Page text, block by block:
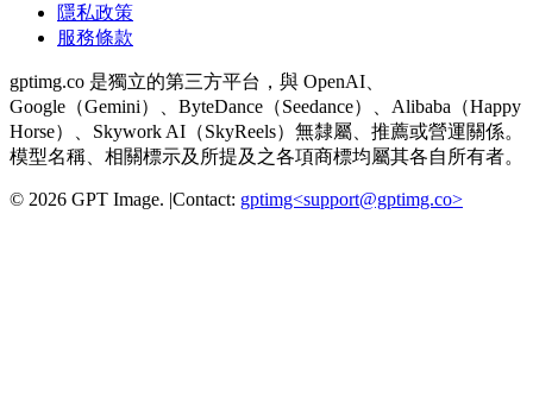
隱私政策
服務條款
gptimg.co 是獨立的第三方平台，與 OpenAI、
Google（Gemini）、ByteDance（Seedance）、Alibaba（Happy
Horse）、Skywork AI（SkyReels）無隸屬、推薦或營運關係。
模型名稱、相關標示及所提及之各項商標均屬其各自所有者。
© 2026 GPT Image. |Contact: gptimg<support@gptimg.co>